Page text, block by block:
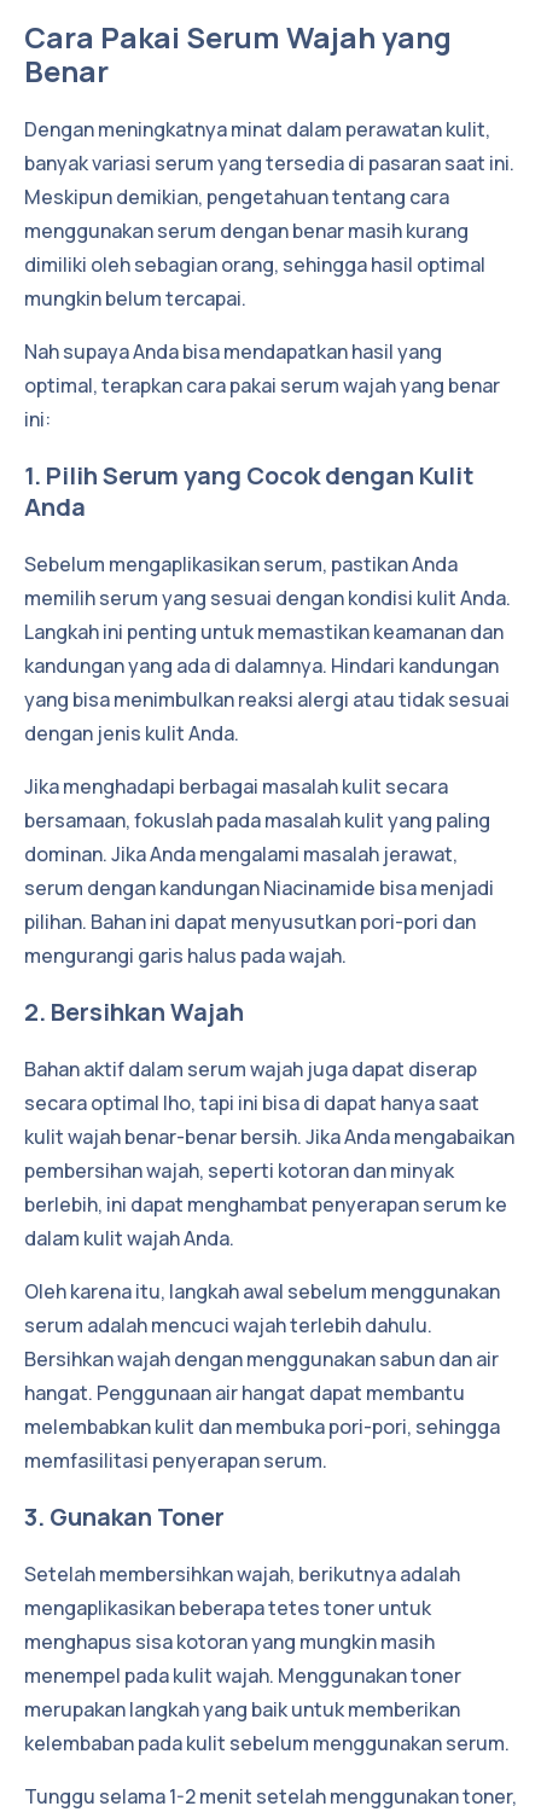
Cara Pakai Serum Wajah yang
Benar
Dengan meningkatnya minat dalam perawatan kulit,
banyak variasi serum yang tersedia di pasaran saat ini.
Meskipun demikian, pengetahuan tentang cara
menggunakan serum dengan benar masih kurang
dimiliki oleh sebagian orang, sehingga hasil optimal
mungkin belum tercapai.
Nah supaya Anda bisa mendapatkan hasil yang
optimal, terapkan cara pakai serum wajah yang benar
ini:
1. Pilih Serum yang Cocok dengan Kulit
Anda
Sebelum mengaplikasikan serum, pastikan Anda
memilih serum yang sesuai dengan kondisi kulit Anda.
Langkah ini penting untuk memastikan keamanan dan
kandungan yang ada di dalamnya. Hindari kandungan
yang bisa menimbulkan reaksi alergi atau tidak sesuai
dengan jenis kulit Anda.
Jika menghadapi berbagai masalah kulit secara
bersamaan, fokuslah pada masalah kulit yang paling
dominan. Jika Anda mengalami masalah jerawat,
serum dengan kandungan Niacinamide bisa menjadi
pilihan. Bahan ini dapat menyusutkan pori-pori dan
mengurangi garis halus pada wajah.
2. Bersihkan Wajah
Bahan aktif dalam serum wajah juga dapat diserap
secara optimal lho, tapi ini bisa di dapat hanya saat
kulit wajah benar-benar bersih. Jika Anda mengabaikan
pembersihan wajah, seperti kotoran dan minyak
berlebih, ini dapat menghambat penyerapan serum ke
dalam kulit wajah Anda.
Oleh karena itu, langkah awal sebelum menggunakan
serum adalah mencuci wajah terlebih dahulu.
Bersihkan wajah dengan menggunakan sabun dan air
hangat. Penggunaan air hangat dapat membantu
melembabkan kulit dan membuka pori-pori, sehingga
memfasilitasi penyerapan serum.
3. Gunakan Toner
Setelah membersihkan wajah, berikutnya adalah
mengaplikasikan beberapa tetes toner untuk
menghapus sisa kotoran yang mungkin masih
menempel pada kulit wajah. Menggunakan toner
merupakan langkah yang baik untuk memberikan
kelembaban pada kulit sebelum menggunakan serum.
Tunggu selama 1-2 menit setelah menggunakan toner,